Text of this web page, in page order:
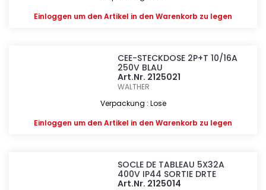
Einloggen um den Artikel in den Warenkorb zu legen
CEE-STECKDOSE 2P+T 10/16A
250V BLAU
Art.Nr. 2125021
WALTHER
Verpackung : Lose
Einloggen um den Artikel in den Warenkorb zu legen
SOCLE DE TABLEAU 5X32A
400V IP44 SORTIE DRTE
Art.Nr. 2125014